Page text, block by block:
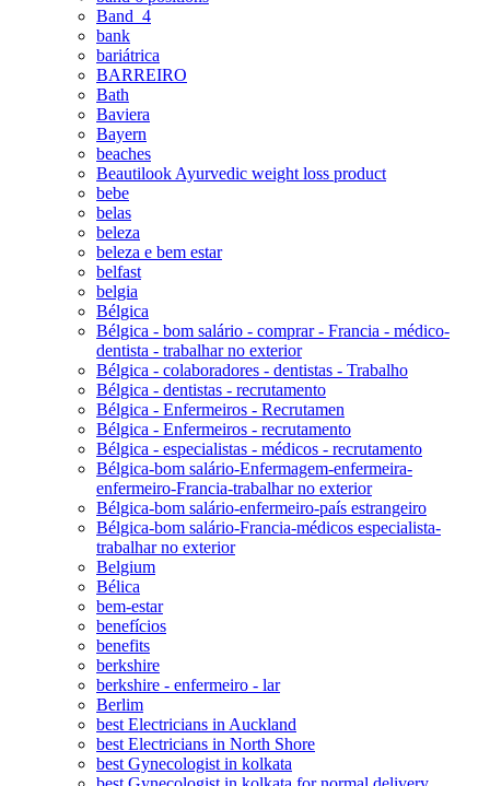
Band_4
bank
bariátrica
BARREIRO
Bath
Baviera
Bayern
beaches
Beautilook Ayurvedic weight loss product
bebe
belas
beleza
beleza e bem estar
belfast
belgia
Bélgica
Bélgica - bom salário - comprar - Francia - médico-
dentista - trabalhar no exterior
Bélgica - colaboradores - dentistas - Trabalho
Bélgica - dentistas - recrutamento
Bélgica - Enfermeiros - Recrutamen
Bélgica - Enfermeiros - recrutamento
Bélgica - especialistas - médicos - recrutamento
Bélgica-bom salário-Enfermagem-enfermeira-
enfermeiro-Francia-trabalhar no exterior
Bélgica-bom salário-enfermeiro-país estrangeiro
Bélgica-bom salário-Francia-médicos especialista-
trabalhar no exterior
Belgium
Bélica
bem-estar
benefícios
benefits
berkshire
berkshire - enfermeiro - lar
Berlim
best Electricians in Auckland
best Electricians in North Shore
best Gynecologist in kolkata